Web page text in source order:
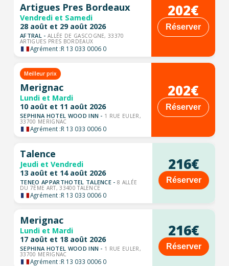
Artigues Pres Bordeaux
Vendredi et Samedi
28 août et 29 août 2026
AFTRAL - ALLÉE DE GASCOGNE, 33370
ARTIGUES PRES BORDEAUX
Agrément :R 13 033 0006 0
202€
Réserver
Meilleur prix
Merignac
Lundi et Mardi
10 août et 11 août 2026
SEPHINA HOTEL WOOD INN - 1 RUE EULER,
33700 MERIGNAC
Agrément :R 13 033 0006 0
202€
Réserver
Talence
Jeudi et Vendredi
13 août et 14 août 2026
TENEO APPARTHOTEL TALENCE -8 ALLÉE
DU 7ÈME ART, 33400 TALENCE
Agrément :R 13 033 0006 0
216€
Réserver
Merignac
Lundi et Mardi
17 août et 18 août 2026
SEPHINA HOTEL WOOD INN - 1 RUE EULER,
33700 MERIGNAC
Agrément :R 13 033 0006 0
216€
Réserver